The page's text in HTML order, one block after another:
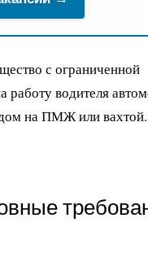
с ограниченной
работу водителя
на ПМЖ или вахтой.